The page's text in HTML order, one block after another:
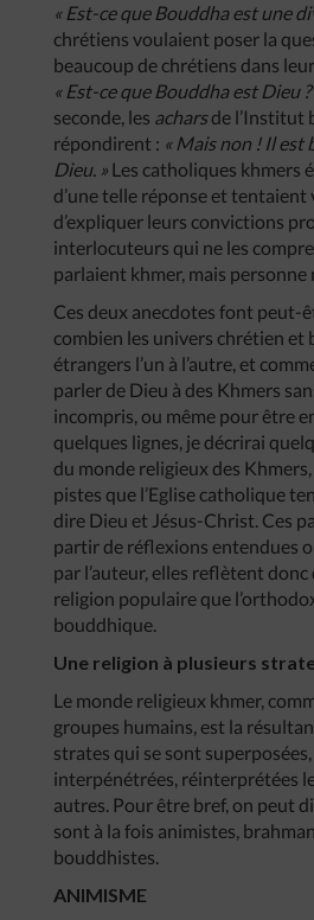
« Est-ce que Bouddha est une
chrétiens voulaient poser la
beaucoup de chrétiens dans
« Est-ce que Bouddha est Dieu ?
seconde, les acharsde l’Institut
répondirent : « Mais non ! Il est
Dieu. » Les catholiques khmers
d’une telle réponse et tentaient
d’expliquer leurs convictions
interlocuteurs qui ne les
parlaient khmer, mais personne
Ces deux anecdotes font peut-
combien les univers chrétien et
étrangers l’un à l’autre, et
parler de Dieu à des Khmers
incompris, ou même pour être
quelques lignes, je décrirai
du monde religieux des
pistes que l’Eglise catholique
dire Dieu et Jésus-Christ. Ces
partir de réflexions entendues
par l’auteur, elles reflètent donc
religion populaire que
bouddhique.
Une religion à plusieurs
Le monde religieux khmer,
groupes humains, est la
strates qui se sont
interpénétrées, réinterprétées
autres. Pour être bref, on peut
sont à la fois animistes,
bouddhistes.
ANIMISME